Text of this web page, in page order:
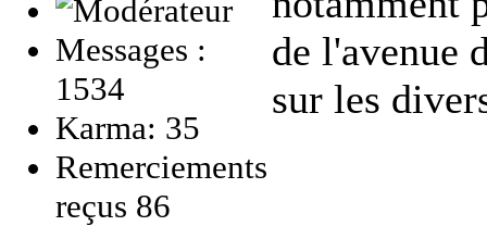
Messages :
1534
Karma: 35
Remerciements
reçus 86
de l'avenue
sur les